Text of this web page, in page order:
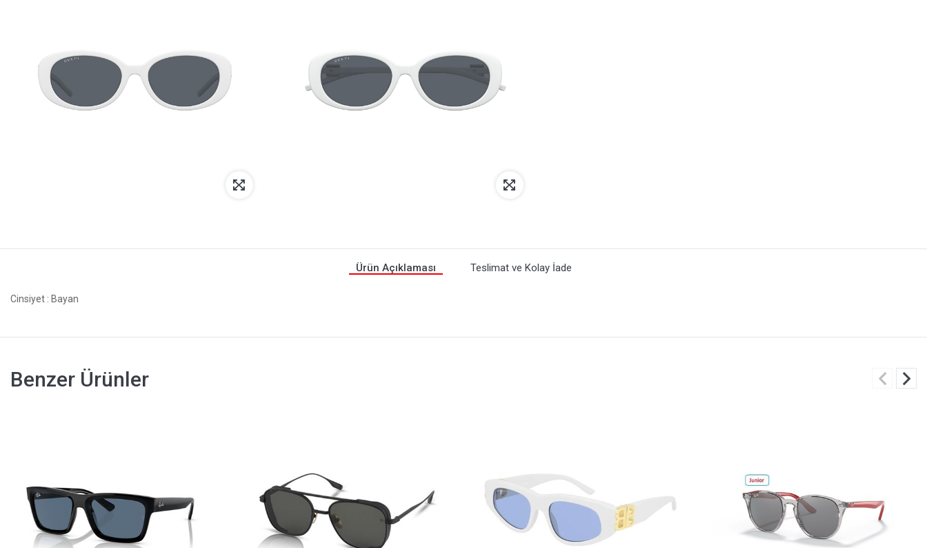
Ürün Açıklaması Teslimat ve Kolay İade
Cinsiyet : Bayan
Benzer Ürünler